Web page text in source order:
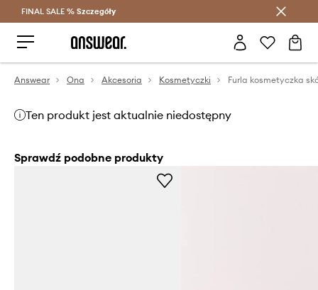
Oszczędzaj z Answear Club >
FINAL SALE % Szczegóły
Answear Ona Akcesoria Kosmetyczki
Ten produkt jest aktualnie niedostępny
Sprawdź podobne produkty